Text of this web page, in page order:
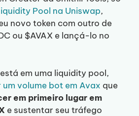
Pool na Uniswap,
novo token com outro de
ou $AVAX e lançá-lo no
em uma liquidity pool,
um volume bot em Avax que
em primeiro lugar em
e sustentar seu tráfego